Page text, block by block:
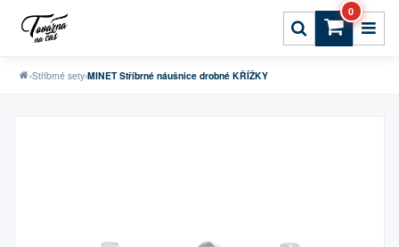
0
›Stříbrné sety›MINET Stříbrné náušnice drobné KŘÍŽKY